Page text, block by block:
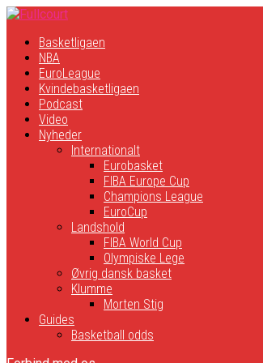
Basketligaen
NBA
EuroLeague
Kvindebasketligaen
Podcast
Video
Nyheder
Internationalt
Eurobasket
FIBA Europe Cup
Champions League
EuroCup
Landshold
FIBA World Cup
Olympiske Lege
Øvrig dansk basket
Klumme
Morten Stig
Guides
Basketball odds